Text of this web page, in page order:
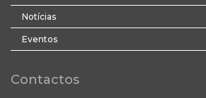
Notícias
Eventos
Contactos